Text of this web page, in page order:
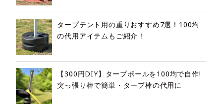
タープテント用の重りおすすめ7選！100均
の代用アイテムもご紹介！
【300円DIY】タープポールを100均で自作!
突っ張り棒で簡単・タープ棒の代用に